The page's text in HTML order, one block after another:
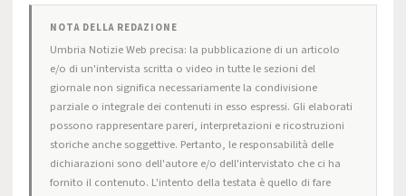
NOTA DELLA REDAZIONE
Umbria Notizie Web precisa: la pubblicazione di un articolo
e/o di un'intervista scritta o video in tutte le sezioni del
giornale non significa necessariamente la condivisione
parziale o integrale dei contenuti in esso espressi. Gli elaborati
possono rappresentare pareri, interpretazioni e ricostruzioni
storiche anche soggettive. Pertanto, le responsabilità delle
dichiarazioni sono dell'autore e/o dell'intervistato che ci ha
fornito il contenuto. L'intento della testata è quello di fare